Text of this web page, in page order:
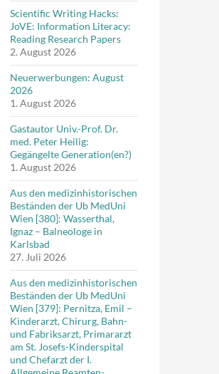
Scientific Writing Hacks:
JoVE: Information Literacy:
Reading Research Papers
2. August 2026
Neuerwerbungen: August
2026
1. August 2026
Gastautor Univ.-Prof. Dr.
med. Peter Heilig:
Gegängelte Generation(en?)
1. August 2026
Aus den medizinhistorischen
Beständen der Ub MedUni
Wien [380]: Wasserthal,
Ignaz – Balneologe in
Karlsbad
27. Juli 2026
Aus den medizinhistorischen
Beständen der Ub MedUni
Wien [379]: Pernitza, Emil –
Kinderarzt, Chirurg, Bahn-
und Fabriksarzt, Primararzt
am St. Josefs-Kinderspital
und Chefarzt der I.